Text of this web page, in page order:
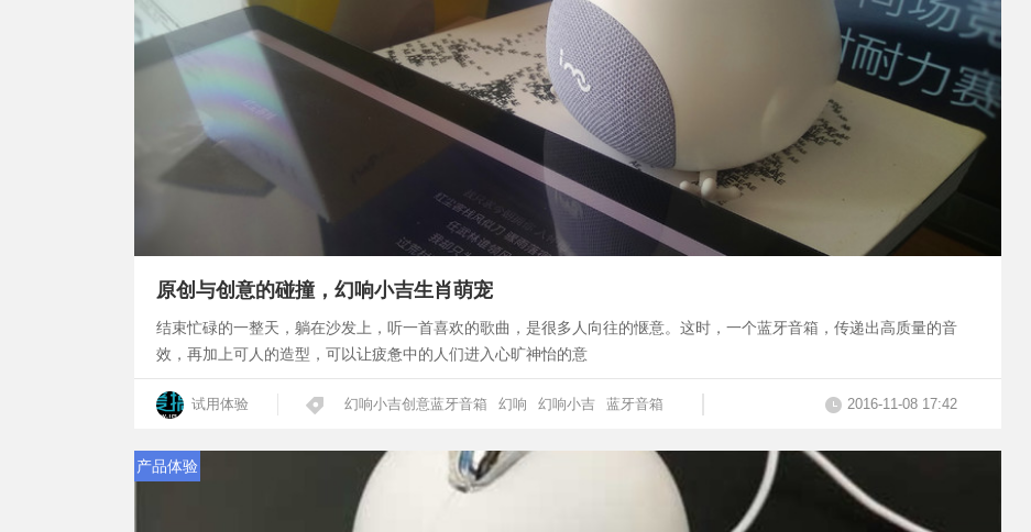
原创与创意的碰撞，幻响小吉生肖萌宠
结束忙碌的一整天，躺在沙发上，听一首喜欢的歌曲，是很多人向往的惬意。这时，一个蓝牙音箱，传递出高质量的音
效，再加上可人的造型，可以让疲惫中的人们进入心旷神怡的意
试用体验 幻响小吉创意蓝牙音箱 幻响 幻响小吉 蓝牙音箱 2016-11-08 17:42
产品体验